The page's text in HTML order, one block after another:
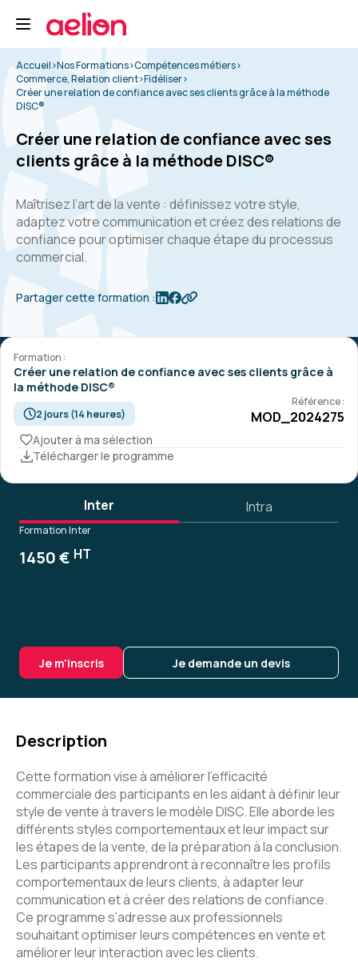
Accueil>Nos Formations>Compétences métiers>
Commerce, Relation client>Fidéliser>
Créer une relation de confiance avec ses clients grâce à la méthode
DISC®
Créer une relation de confiance avec ses
clients grâce à la méthode DISC®
Maîtrisez l’art de la vente : définissez votre style,
adaptez votre communication et créez des relations de
confiance pour optimiser chaque étape du processus
commercial.
Partager cette formation :
Formation :
Créer une relation de confiance avec ses clients grâce à
la méthode DISC®
2 jours (14 heures)
Référence :
MOD_2024275
Ajouter à ma sélection
Télécharger le programme
Inter Intra
Formation Inter
1450 € HT
Je m'inscris Je demande un devis
Description
Cette formation vise à améliorer l’efficacité
commerciale des participants en les aidant à définir leur
style de vente à travers le modèle DISC. Elle aborde les
différents styles comportementaux et leur impact sur
les étapes de la vente, de la préparation à la conclusion.
Les participants apprendront à reconnaître les profils
comportementaux de leurs clients, à adapter leur
communication et à créer des relations de confiance.
Ce programme s’adresse aux professionnels
souhaitant optimiser leurs compétences en vente et
améliorer leur interaction avec les clients.